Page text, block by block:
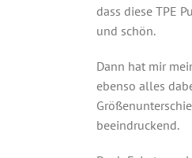
dass diese TPE
und schön.
Dann hat mir
ebenso alles
beeindruckend.